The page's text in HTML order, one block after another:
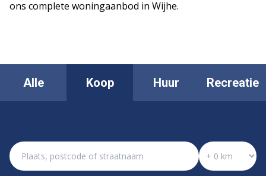
ons complete woningaanbod in Wijhe.
Alle Koop Huur Recreatie